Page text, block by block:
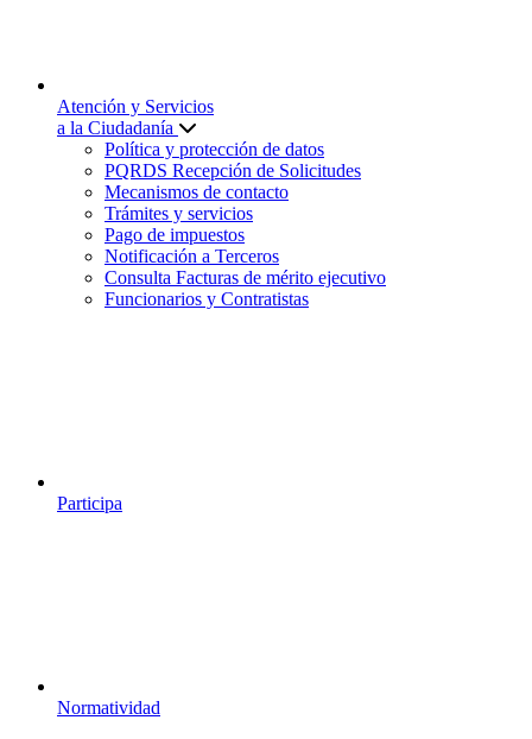
Atención y Servicios
a la Ciudadanía
Política y protección de datos
PQRDS Recepción de Solicitudes
Mecanismos de contacto
Trámites y servicios
Pago de impuestos
Notificación a Terceros
Consulta Facturas de mérito ejecutivo
Funcionarios y Contratistas
Participa
Normatividad